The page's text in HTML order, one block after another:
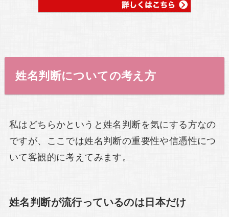
姓名判断についての考え方
私はどちらかというと姓名判断を気にする方なの
ですが、ここでは姓名判断の重要性や信憑性につ
いて客観的に考えてみます。
姓名判断が流行っているのは日本だけ